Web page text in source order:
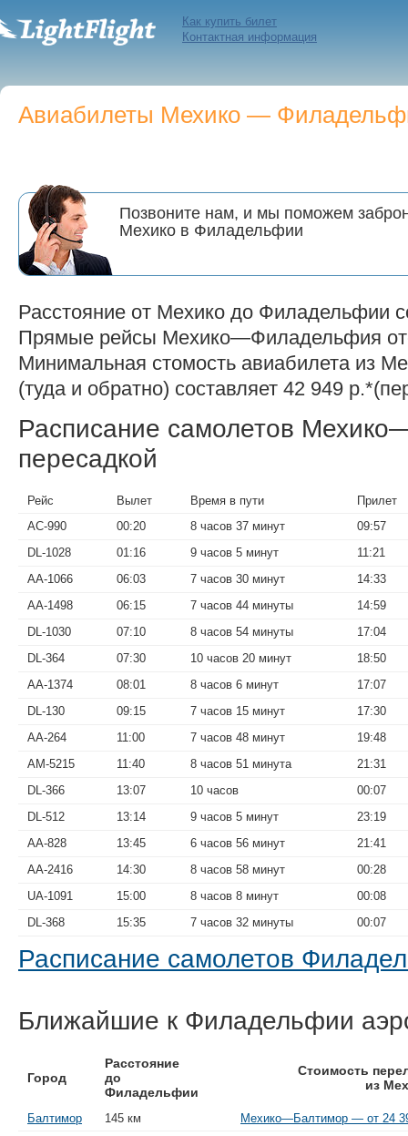
Как купить билет
Контактная информация
Авиабилеты Мехико —
Позвоните нам, и мы поможем
Мехико в Филадельфии
Расстояние от Мехико до Филадельфии
Прямые рейсы Мехико—Филадельфия
Минимальная стомость авиабилета из
(туда и обратно) составляет 42 949
Расписание самолетов
пересадкой
Рейс Вылет Время в пути
Прилет
AC-990
00:20 8 часов 37 минут
09:57
DL-1028
01:16 9 часов 5 минут
11:21
AA-1066
06:03 7 часов 30 минут
14:33
AA-1498
06:15 7 часов 44 минуты
14:59
DL-1030
07:10 8 часов 54 минуты
17:04
DL-364
07:30 10 часов 20 минут
18:50
AA-1374
08:01 8 часов 6 минут
17:07
DL-130
09:15 7 часов 15 минут
17:30
AA-264
11:00 7 часов 48 минут
19:48
AM-5215
11:40 8 часов 51 минута
21:31
DL-366
13:07 10 часов
00:07
DL-512
13:14 9 часов 5 минут
23:19
AA-828
13:45 6 часов 56 минут
21:41
AA-2416
14:30 8 часов 58 минут
00:28
UA-1091
15:00 8 часов 8 минут
00:08
DL-368
15:35 7 часов 32 минуты 00:07
Расписание самолетов
Ближайшие к Филадельфии
Город
Расстояние
до
Филадельфии
Стоимость
из
Балтимор 145 км
Мехико—Балтимор — от 24